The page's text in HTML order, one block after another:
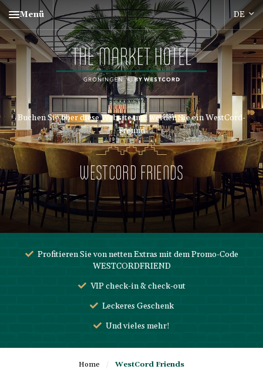
Menü
Buchen Sie über diese Website und werden Sie ein WestCord-
Freund
WESTCORD FRIENDS
Profitieren Sie von netten Extras mit dem Promo-Code
WESTCORDFRIEND
VIP check-in & check-out
Leckeres Geschenk
Und vieles mehr!
Home / WestCord Friends